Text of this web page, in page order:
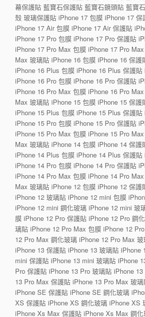
幕保護貼 藍寶石保護貼 藍寶石鏡頭貼 藍寶
殼 玻璃保護貼 iPhone 17 包膜 iPhone 17
iPhone 17 Air 包膜 iPhone 17 Air 保護貼
iPhone 17 Pro 包膜 iPhone 17 Pro 保護貼
iPhone 17 Pro Max 包膜 iPhone 17 Pro
Max 玻璃貼 iPhone 16 包膜 iPhone 16 保護
iPhone 16 Plus 包膜 iPhone 16 Plus 保護
iPhone 16 Pro 包膜 iPhone 16 Pro 保護貼
iPhone 16 Pro Max 包膜 iPhone 16 Pro
Max 玻璃貼 iPhone 15 包膜 iPhone 15 保護
iPhone 15 Plus 包膜 iPhone 15 Plus 保護
iPhone 15 Pro 包膜 iPhone 15 Pro 保護貼
iPhone 15 Pro Max 包膜 iPhone 15 Pro
Max 玻璃貼 iPhone 14 包膜 iPhone 14 保護
iPhone 14 Plus 包膜 iPhone 14 Plus 保護
iPhone 14 Pro 包膜 iPhone 14 Pro 保護貼
iPhone 14 Pro Max 包膜 iPhone 14 Pro
Max 玻璃貼 iPhone 12 包膜 iPhone 12 保
iPhone 12 玻璃貼 iPhone 12 mini 包膜
iPhone 12 mini 鋼化玻璃 iPhone 12 mini 玻
膜 iPhone 12 Pro 保護貼 iPhone 12 Pro 鋼
璃貼 iPhone 12 Pro Max 包膜 iPhone 12
12 Pro Max 鋼化玻璃 iPhone 12 Pro Max
iPhone 13 保護貼 iPhone 13 玻璃貼 iPhone
mini 保護貼 iPhone 13 mini 玻璃貼 iPhone
Pro 保護貼 iPhone 13 Pro 玻璃貼 iPhone
13 Pro Max 保護貼 iPhone 13 Pro Max 玻
iPhone SE 保護貼 iPhone SE 鋼化玻璃
XS 保護貼 iPhone XS 鋼化玻璃 iPhone XS
iPhone Xs Max 保護貼 iPhone Xs Max 鋼